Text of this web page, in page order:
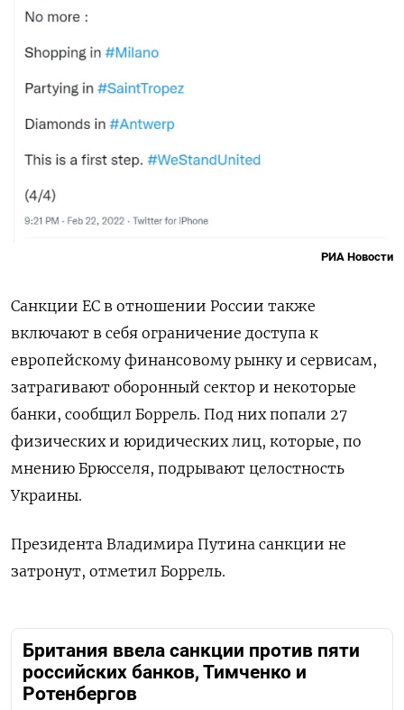
РИА Новости
Санкции ЕС в отношении России также
включают в себя ограничение доступа к
европейскому финансовому рынку и сервисам,
затрагивают оборонный сектор и некоторые
банки, сообщил Боррель. Под них попали 27
физических и юридических лиц, которые, по
мнению Брюсселя, подрывают целостность
Украины.
Президента Владимира Путина санкции не
затронут, отметил Боррель.
Британия ввела санкции против пяти
российских банков, Тимченко и
Ротенбергов